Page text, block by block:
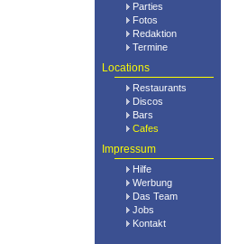
Parties
Fotos
Redaktion
Termine
Locations
Restaurants
Discos
Bars
Cafes
Impressum
Hilfe
Werbung
Das Team
Jobs
Kontakt